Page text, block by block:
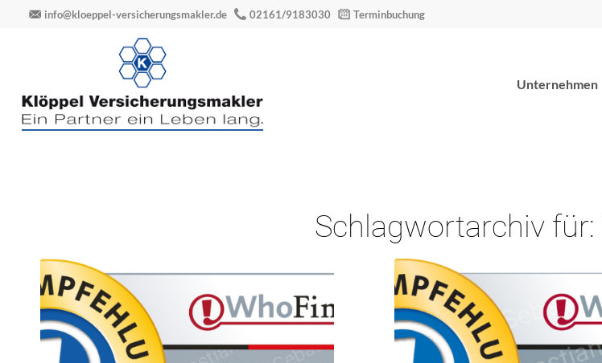
info@kloeppel-versicherungsmakler.de 02161/9183030 Terminbuchung
Unternehmen
Schlagwortarchiv für: